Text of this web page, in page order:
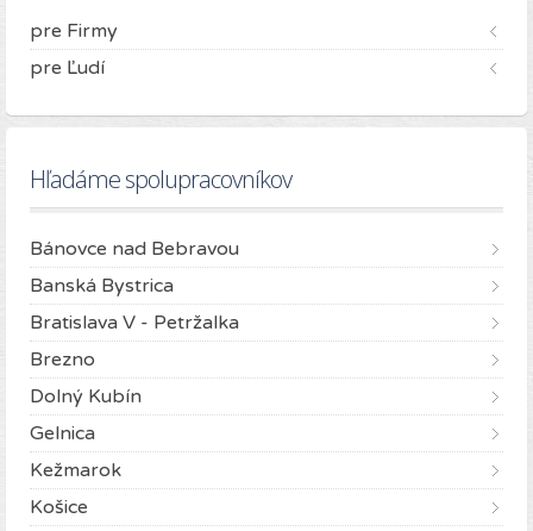
pre Firmy
pre Ľudí
Hľadáme spolupracovníkov
Bánovce nad Bebravou
Banská Bystrica
Bratislava V - Petržalka
Brezno
Dolný Kubín
Gelnica
Kežmarok
Košice